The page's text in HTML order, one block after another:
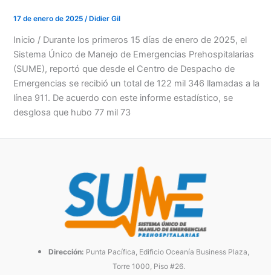
17 de enero de 2025 / Didier Gil
Inicio / Durante los primeros 15 días de enero de 2025, el
Sistema Único de Manejo de Emergencias Prehospitalarias
(SUME), reportó que desde el Centro de Despacho de
Emergencias se recibió un total de 122 mil 346 llamadas a la
línea 911. De acuerdo con este informe estadístico, se
desglosa que hubo 77 mil 73
Dirección: Punta Pacífica, Edificio Oceanía Business Plaza,
Torre 1000, Piso #26.